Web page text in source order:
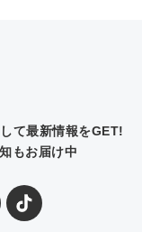
て最新情報をGET!
もお届け中